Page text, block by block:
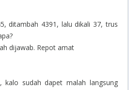
ditambah 4391, lalu dikali 37, trus
dijawab. Repot amat
kalo sudah dapet malah langsung